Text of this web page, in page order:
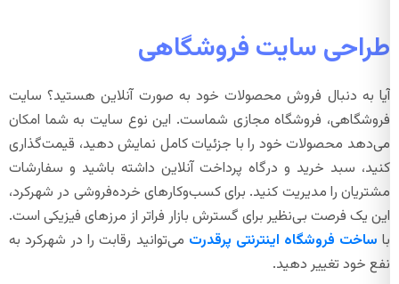
طراحی سایت فروشگاهی
آیا به دنبال فروش محصولات خود به صورت آنلاین هستید؟ سایت
فروشگاهی، فروشگاه مجازی شماست. این نوع سایت به شما امکان
می‌دهد محصولات خود را با جزئیات کامل نمایش دهید، قیمت‌گذاری
کنید، سبد خرید و درگاه پرداخت آنلاین داشته باشید و سفارشات
مشتریان را مدیریت کنید. برای کسب‌وکارهای خرده‌فروشی در شهرکرد،
این یک فرصت بی‌نظیر برای گسترش بازار فراتر از مرزهای فیزیکی است.
با ساخت فروشگاه اینترنتی پرقدرت می‌توانید رقابت را در شهرکرد به
نفع خود تغییر دهید.